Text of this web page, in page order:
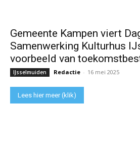
Gemeente Kampen viert
Samenwerking Kulturhus
voorbeeld van
IJsselmuiden Redactie - 16 mei 2025
Lees hier meer (klik)